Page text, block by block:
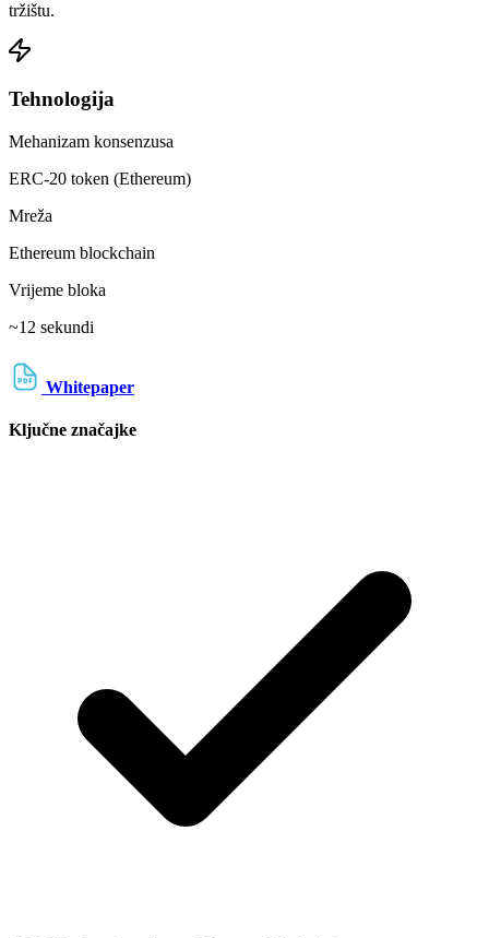
tržištu.
Tehnologija
Mehanizam konsenzusa
ERC-20 token (Ethereum)
Mreža
Ethereum blockchain
Vrijeme bloka
~12 sekundi
Whitepaper
Ključne značajke